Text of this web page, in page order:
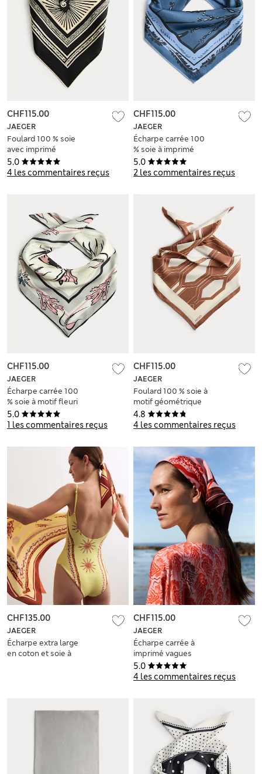
5.0
4 les commentaires reçus
JAEGER
Foulard 100 % soie
avec imprimé
CHF115.00
5.0
2 les commentaires reçus
JAEGER
Écharpe carrée 100
% soie à imprimé
fleuri mer
CHF115.00
5.0
1 les commentaires reçus
JAEGER
Écharpe carrée 100
% soie à motif fleuri
mer
CHF115.00
4.8
4 les commentaires reçus
JAEGER
Foulard 100 % soie à
motif géométrique
CHF115.00
JAEGER
Écharpe extra large
en coton et soie à
CHF135.00
5.0
4 les commentaires reçus
JAEGER
Écharpe carrée à
imprimé vagues
linéaires
CHF115.00